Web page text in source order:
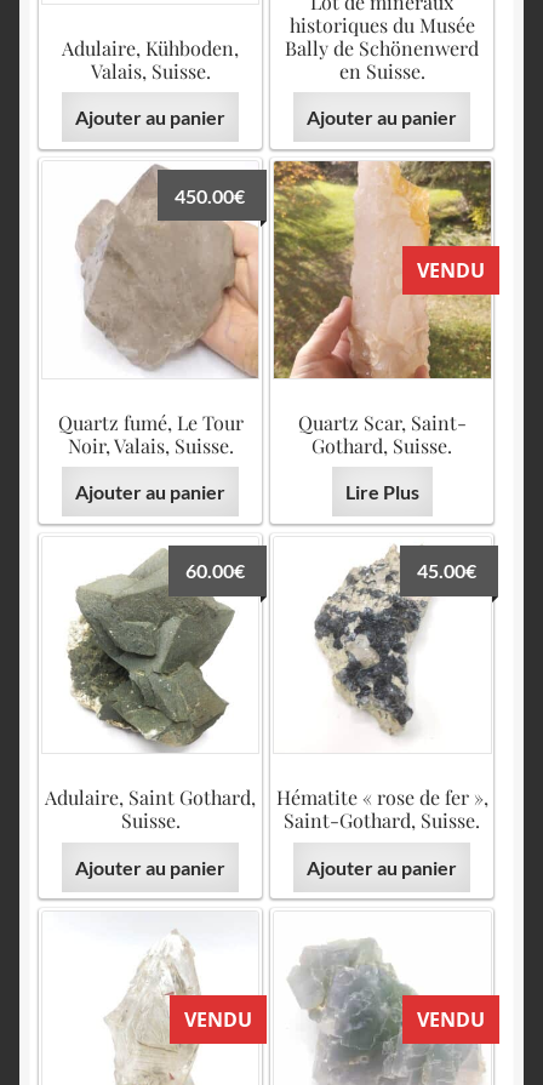
historiques du Musée
Bally de Schönenwerd
en Suisse.
Ajouter au panier
Adulaire, Kühboden,
Valais, Suisse.
Ajouter au panier
Quartz fumé, Le Tour
Noir, Valais, Suisse.
450.00€
Ajouter au panier
VENDU
Quartz Scar, Saint-
Gothard, Suisse.
Lire Plus
Adulaire, Saint Gothard,
Suisse.
60.00€
Ajouter au panier
Hématite « rose de fer »,
Saint-Gothard, Suisse.
45.00€
Ajouter au panier
VENDU VENDU